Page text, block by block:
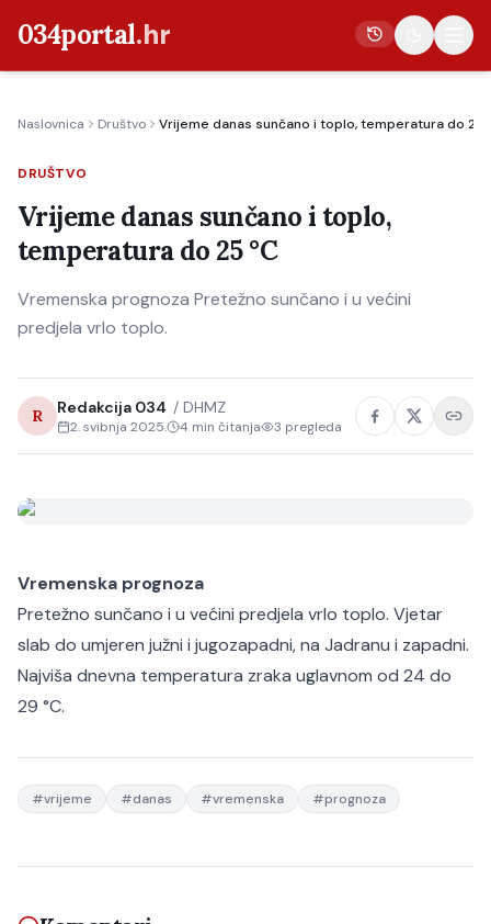
034portal.hr
Crna kronika
Poljoprivreda
Politika
Gospodarstvo
Život
Kultura
Sport
Naslovnica Društvo Vrijeme danas sunčano i toplo, temperatura do 25
DRUŠTVO
Vrijeme danas sunčano i toplo,
temperatura do 25 °C
Vremenska prognoza Pretežno sunčano i u većini
predjela vrlo toplo.
R Redakcija 034 / DHMZ
2. svibnja 2025. 4 min čitanja 3 pregleda
Vremenska prognoza
Pretežno sunčano i u većini predjela vrlo toplo. Vjetar
slab do umjeren južni i jugozapadni, na Jadranu i zapadni.
Najviša dnevna temperatura zraka uglavnom od 24 do
29 °C.
#vrijeme #danas #vremenska #prognoza